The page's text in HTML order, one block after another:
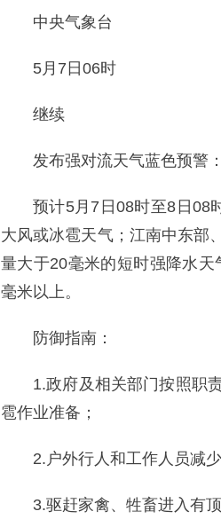
中央气象台
5月7日06时
继续
发布强对流天气蓝色预警：
预计5月7日08时至8日08
大风或冰雹天气；江南中东部
量大于20毫米的短时强降水
毫米以上。
防御指南：
1.政府及相关部门按照职
雹作业准备；
2.户外行人和工作人员减
3.驱赶家禽、牲畜进入有